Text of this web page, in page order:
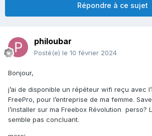
Répondre à ce sujet
philoubar
Posté(e) le 10 février 2024
Bonjour,
j’ai de disponible un répéteur wifi reçu avec
FreePro, pour l’entreprise de ma femme.
l’installer sur ma Freebox Révolution perso?
semble pas concluant.